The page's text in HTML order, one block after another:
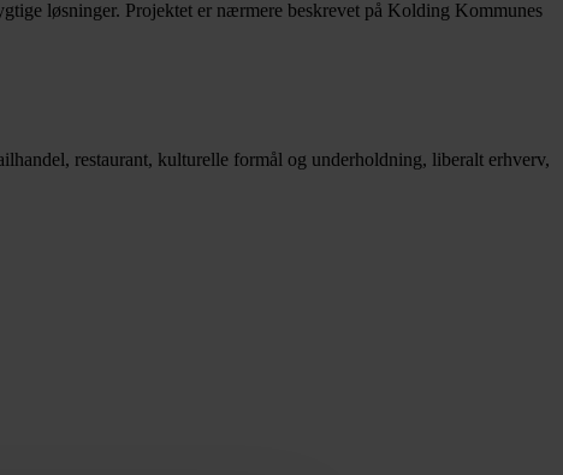
løsninger. Projektet er nærmere beskrevet på Kolding Kommunes
restaurant, kulturelle formål og underholdning, liberalt erhverv,